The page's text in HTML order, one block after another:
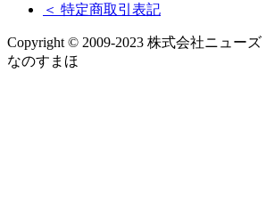
＜ 特定商取引表記
Copyright © 2009-2023 株式会社ニュー
なのすまほ